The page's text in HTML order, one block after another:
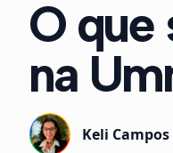
O que
na
Keli Campos